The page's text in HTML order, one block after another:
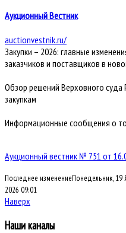
Аукционный Вестник
auctionvestnik.ru/
Закупки – 2026: главные
заказчиков и поставщиков в
Обзор решений Верховного
закупкам
Информационные сообщения о
Аукционный вестник № 751 от
Последнее изменениеПонедельник, 19
2026 09:01
Наверх
Наши каналы